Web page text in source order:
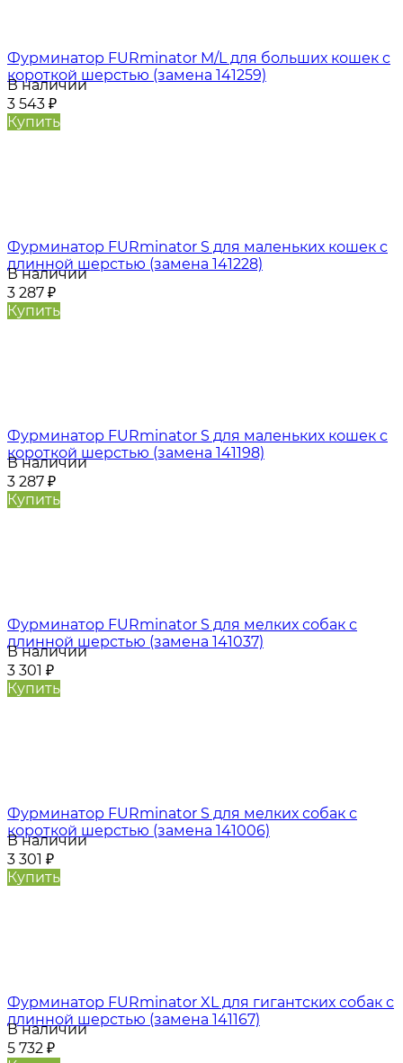
Фурминатор FURminator M/L для больших кошек c
короткой шерстью (замена 141259)
В наличии
3 543 ₽
Купить
Фурминатор FURminator S для маленьких кошек c
длинной шерстью (замена 141228)
В наличии
3 287 ₽
Купить
Фурминатор FURminator S для маленьких кошек c
короткой шерстью (замена 141198)
В наличии
3 287 ₽
Купить
Фурминатор FURminator S для мелких собак с
длинной шерстью (замена 141037)
В наличии
3 301 ₽
Купить
Фурминатор FURminator S для мелких собак с
короткой шерстью (замена 141006)
В наличии
3 301 ₽
Купить
Фурминатор FURminator XL для гигантских собак с
длинной шерстью (замена 141167)
В наличии
5 732 ₽